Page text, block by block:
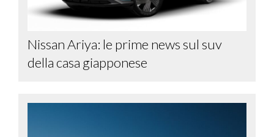
Nissan Ariya: le prime news sul suv
della casa giapponese